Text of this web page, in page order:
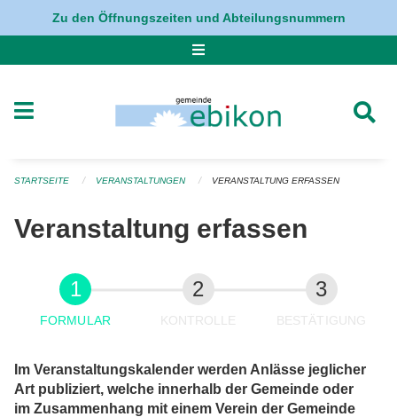
Navigation überspringen
Zu den Öffnungszeiten und Abteilungsnummern
STARTSEITE VERANSTALTUNGEN VERANSTALTUNG ERFASSEN
Veranstaltung erfassen
FORMULAR KONTROLLE BESTÄTIGUNG
Im Veranstaltungskalender werden Anlässe jeglicher
Art publiziert, welche innerhalb der Gemeinde oder
im Zusammenhang mit einem Verein der Gemeinde